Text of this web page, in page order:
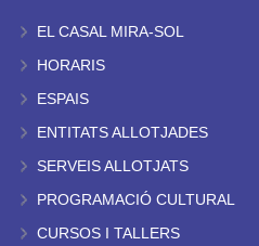
EL CASAL MIRA-SOL
HORARIS
ESPAIS
ENTITATS ALLOTJADES
SERVEIS ALLOTJATS
PROGRAMACIÓ CULTURAL
CURSOS I TALLERS